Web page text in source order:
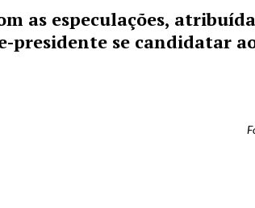
as especulações,
presidente se candidatar